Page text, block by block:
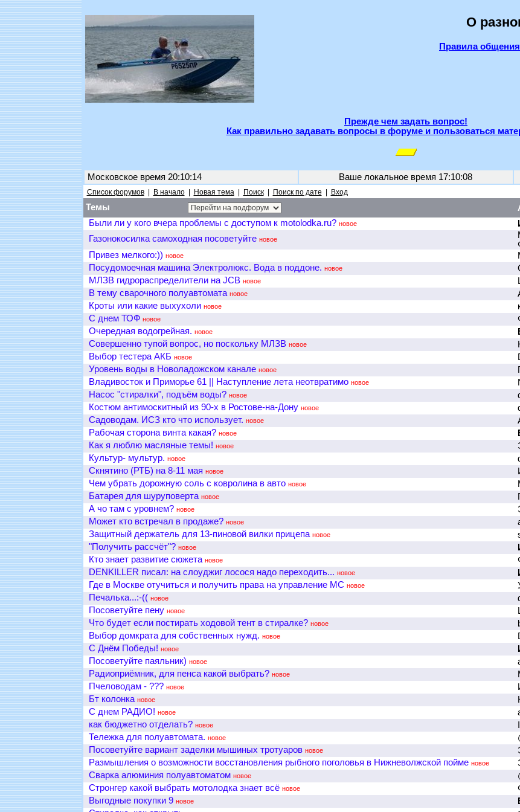
О
Правила
Прежде чем задать вопрос!
Как правильно задавать вопросы в форуме и пользоваться
Московское время 20:10:14 Ваше локальное время 17:10:08
Список форумов| В начало| Новая тема| Поиск| Поиск по дате Вход
Темы
Были ли у кого вчера проблемы с доступом к motolodka.ru? новое
Газонокосилка самоходная посоветуйте новое
Привез мелкого:)) новое
Посудомоечная машина Электролюкс. Вода в поддоне. новое
МЛЗВ гидрораспределители на JCB новое
В тему сварочного полуавтомата новое
Кроты или какие выхухоли новое
С днем ТОФ новое
Очередная водогрейная. новое
Совершенно тупой вопрос, но поскольку МЛЗВ новое
Выбор тестера АКБ новое
Уровень воды в Новоладожском канале новое
Владивосток и Приморье 61 || Наступление лета неотвратимо новое
Насос "стиралки", подъём воды? новое
Костюм антимоскитный из 90-х в Ростове-на-Дону новое
Садоводам. ИСЗ кто что использует. новое
Рабочая сторона винта какая? новое
Как я люблю масляные темы! новое
Культур- мультур. новое
Скнятино (РТБ) на 8-11 мая новое
Чем убрать дорожную соль с ковролина в авто новое
Батарея для шуруповерта новое
А чо там с уровнем? новое
Может кто встречал в продаже? новое
Защитный держатель для 13-пиновой вилки прицепа новое
"Получить рассчёт"? новое
Кто знает развитие сюжета новое
DENKILLER писал: на слоуджиг лосося надо переходить... новое
Где в Москве отучиться и получить права на управление МС новое
Печалька...:-(( новое
Посоветуйте пену новое
Что будет если постирать ходовой тент в стиралке? новое
Выбор домкрата для собственных нужд. новое
С Днём Победы! новое
Посоветуйте паяльник) новое
Радиоприёмник, для пенса какой выбрать? новое
Пчеловодам - ??? новое
Бт колонка новое
С днем РАДИО! новое
как бюджетно отделать? новое
Тележка для полуавтомата. новое
Посоветуйте вариант заделки мышиных тротуаров новое
Размышления о возможности восстановления рыбного поголовья в Нижневолжской пойме новое
Сварка алюминия полуавтоматом новое
Стронгер какой выбрать мотолодка знает всё новое
Выгодные покупки 9 новое